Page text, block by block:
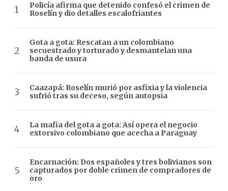
Policía afirma que detenido confesó el crimen de
Roselín y dio detalles escalofriantes
Gota a gota: Rescatan a un colombiano
secuestrado y torturado y desmantelan una
banda de usura
Caazapá: Roselín murió por asfixia y la violencia
sufrió tras su deceso, según autopsia
La mafia del gota a gota: Así opera el negocio
extorsivo colombiano que acecha a Paraguay
Encarnación: Dos españoles y tres bolivianos son
capturados por doble crimen de compradores de
oro